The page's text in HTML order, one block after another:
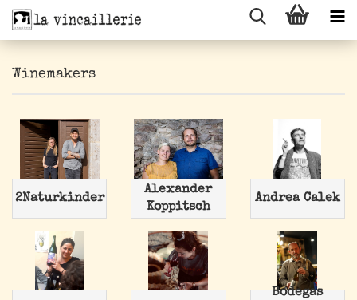
Winemakers
2Naturkinder
Alexander
Koppitsch
Andrea Calek
Bodegas